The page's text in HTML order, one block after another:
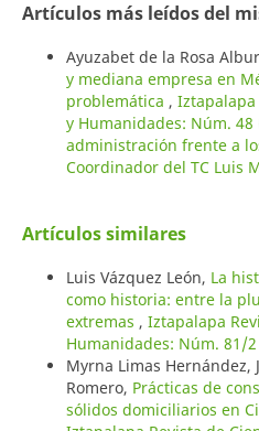
Artículos más leídos del
Ayuzabet de la Rosa
y mediana empresa en
problemática , Iztapalapa
y Humanidades: Núm. 48
administración frente a
Coordinador del TC Luis
Artículos similares
Luis Vázquez León, La
como historia: entre la
extremas , Iztapalapa
Humanidades: Núm. 81/
Myrna Limas Hernández,
Romero, Prácticas de
sólidos domiciliarios en